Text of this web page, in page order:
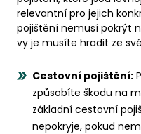
relevantní pro jejich
pojištění nemusí pokrýt
vy je musíte hradit ze
Cestovní pojištění:
způsobíte škodu na
základní cestovní
nepokryje, pokud